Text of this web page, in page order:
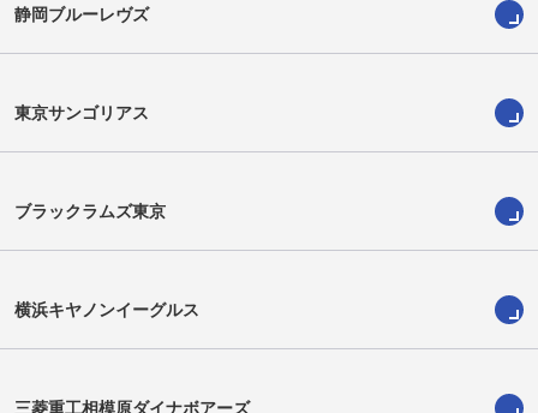
加藤一希
Kazuki Kato Toui Kai
静岡ブルーレヴズ
東京サンゴリアス
ブラックラムズ東京
横浜キヤノンイーグルス
三菱重工相模原ダイナボアーズ